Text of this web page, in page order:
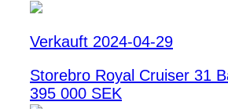
Verkauft 2024-04-29
Storebro Royal Cruiser 31
395 000 SEK